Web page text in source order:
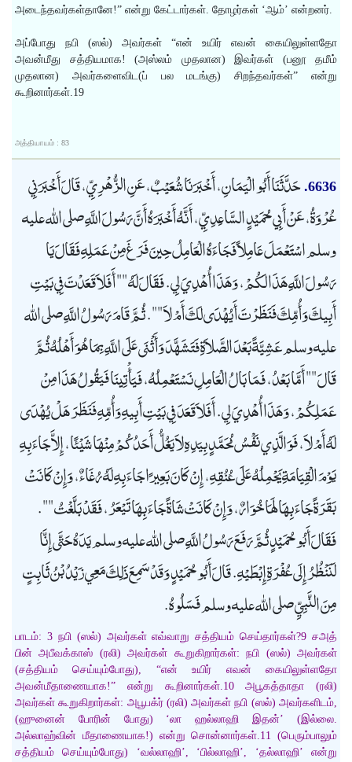
அடைந்தவர்கள்தானே!” என்று கேட்டார்கள். தோழர்கள் ‘ஆம்’ என்றனர்.
அப்போது நபி (ஸல்) அவர்கள் “என் உயிர் எவன் கையிலுள்ளதோ
அவன்மீது சத்தியமாக! (அஸ்லம் முதலான) இவர்கள் (பனூ தமீம்
முதலான) அவர்களைவிட(ப் பல மடங்கு) சிறந்தவர்கள்” என்று
கூறினார்கள்.19
அத்தியாயம் : 83
6636. حَدَّثَنَا أَبُو الْيَمَانِ، أَخْبَرَنَا شُعَيْبٌ، عَنِ الزُّهْرِيِّ، قَالَ أَخْبَرَنِي
عُرْوَةُ، عَنْ أَبِي حُمَيْدٍ السَّاعِدِيِّ، أَنَّهُ أَخْبَرَهُ أَنَّ رَسُولَ اللَّهِ صلى الله عليه
وسلم اسْتَعْمَلَ عَامِلاً فَجَاءَهُ الْعَامِلُ حِينَ فَرَغَ مِنْ عَمَلِهِ فَقَالَ يَا
رَسُولَ اللَّهِ هَذَا لَكُمْ، وَهَذَا أُهْدِيَ لِي. فَقَالَ لَهُ "" أَفَلاَ قَعَدْتَ فِي بَيْتِ
أَبِيكَ وَأُمِّكَ فَنَظَرْتَ أَيُهْدَى لَكَ أَمْ لاَ "". ثُمَّ قَامَ رَسُولُ اللَّهِ صلى الله
عليه وسلم عَشِيَّةً بَعْدَ الصَّلاَةِ فَتَشَهَّدَ وَأَثْنَى عَلَى اللَّهِ بِمَا هُوَ أَهْلُهُ ثُمَّ
قَالَ "" أَمَّا بَعْدُ، فَمَا بَالُ الْعَامِلِ نَسْتَعْمِلُهُ، فَيَأْتِينَا فَيَقُولُ هَذَا مِنْ
عَمَلِكُمْ، وَهَذَا أُهْدِيَ لِي. أَفَلاَ قَعَدَ فِي بَيْتِ أَبِيهِ وَأُمِّهِ فَنَظَرَ هَلْ يُهْدَى
لَهُ أَمْ لاَ، فَوَالَّذِي نَفْسُ مُحَمَّدٍ بِيَدِهِ لاَ يَغُلُّ أَحَدُكُمْ مِنْهَا شَيْئًا، إِلاَّ جَاءَ بِهِ
يَوْمَ الْقِيَامَةِ يَحْمِلُهُ عَلَى عُنُقِهِ، إِنْ كَانَ بَعِيرًا جَاءَ بِهِ لَهُ رُغَاءٌ، وَإِنْ كَانَتْ
بَقَرَةً جَاءَ بِهَا لَهَا خُوَارٌ، وَإِنْ كَانَتْ شَاةً جَاءَ بِهَا تَيْعَرُ، فَقَدْ بَلَّغْتُ "".
فَقَالَ أَبُو حُمَيْدٍ ثُمَّ رَفَعَ رَسُولُ اللَّهِ صلى الله عليه وسلم يَدَهُ حَتَّى إِنَّا
لَنَنْظُرُ إِلَى عُفْرَةِ إِبْطَيْهِ. قَالَ أَبُو حُمَيْدٍ وَقَدْ سَمِعَ ذَلِكَ مَعِي زَيْدُ بْنُ ثَابِتٍ
مِنَ النَّبِيِّ صلى الله عليه وسلم فَسَلُوهُ.
பாடம்: 3 நபி (ஸல்) அவர்கள் எவ்வாறு சத்தியம் செய்தார்கள்?9 சஅத்
பின் அபீவக்காஸ் (ரலி) அவர்கள் கூறுகிறார்கள்: நபி (ஸல்) அவர்கள்
(சத்தியம் செய்யும்போது), “என் உயிர் எவன் கையிலுள்ளதோ
அவன்மீதாணையாக!” என்று கூறினார்கள்.10 அபூகத்தாதா (ரலி)
அவர்கள் கூறுகிறார்கள்: அபூபக்ர் (ரலி) அவர்கள் நபி (ஸல்) அவர்களிடம்,
(ஹுனைன் போரின் போது) ‘லா ஹல்லாஹி இதன்’ (இல்லை.
அல்லாஹ்வின் மீதாணையாக!) என்று சொன்னார்கள்.11 (பெரும்பாலும்
சத்தியம் செய்யும்போது) ‘வல்லாஹி’, ‘பில்லாஹி’, ‘தல்லாஹி’ என்று